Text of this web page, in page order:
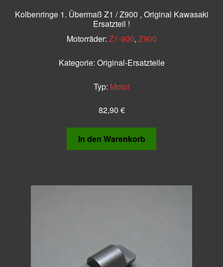
Kolbenringe 1. Übermaß Z1 / Z900 , Original Kawasaki
Ersatzteil !
Motorräder: Z1-900, Z900
Kategorie: Original-Ersatzteile
Typ: Motor
82,90 €
In den Warenkorb